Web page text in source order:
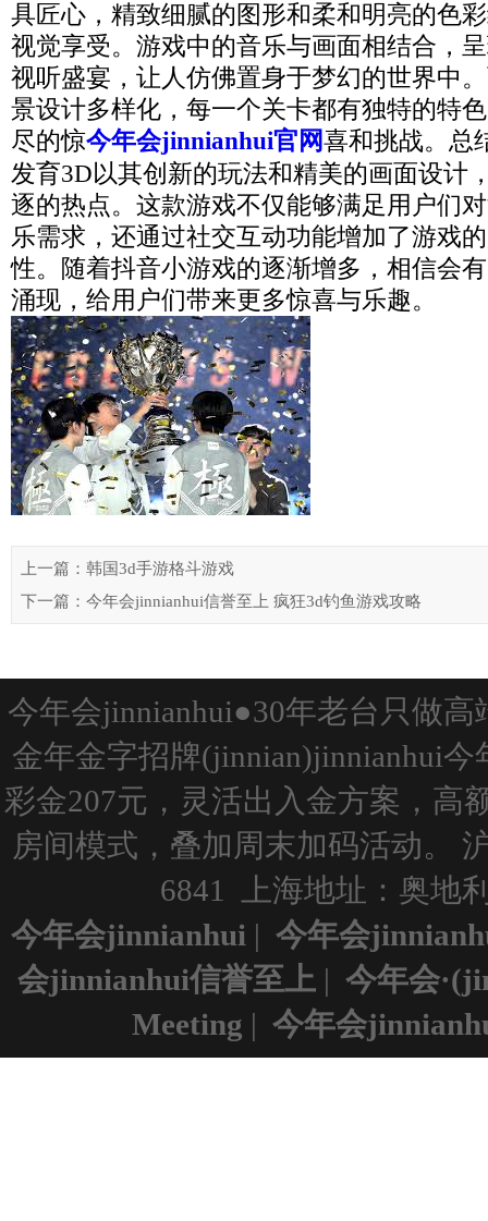
具匠心，精致细腻的图形和柔和明亮的色
视觉享受。游戏中的音乐与画面相结合，
视听盛宴，让人仿佛置身于梦幻的世界中
景设计多样化，每一个关卡都有独特的特
尽的惊今年会jinnianhui官网喜和挑战。总
发育3D以其创新的玩法和精美的画面设计
逐的热点。这款游戏不仅能够满足用户们
乐需求，还通过社交互动功能增加了游戏
性。随着抖音小游戏的逐渐增多，相信会
涌现，给用户们带来更多惊喜与乐趣。
上一篇：韩国3d手游格斗游戏
下一篇：今年会jinnianhui信誉至上 疯狂3d钓鱼游戏攻略
今年会jinnianhui●30年老台只做
金年金字招牌(jinnian)jinnianhui
彩金207元，灵活出入金方案，高
房间模式，叠加周末加码活动。
6841 上海地址：奥地
今年会jinnianhui | 今年会
会jinnianhui信誉至上 | 今年会
Meeting | 今年会